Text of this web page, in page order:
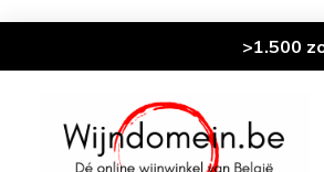
>1.500